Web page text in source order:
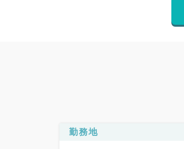
勤務地